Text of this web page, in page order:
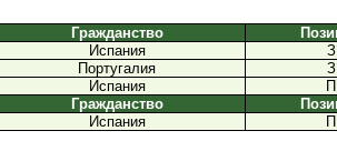
Гражданство
Испания З
Португалия З
Испания П
Гражданство
Испания П